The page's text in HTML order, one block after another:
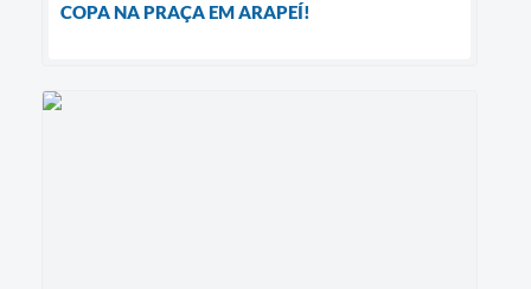
COPA NA PRAÇA EM ARAPEÍ!